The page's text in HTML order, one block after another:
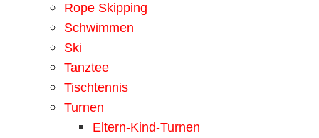
Rope Skipping
Schwimmen
Ski
Tanztee
Tischtennis
Turnen
Eltern-Kind-Turnen